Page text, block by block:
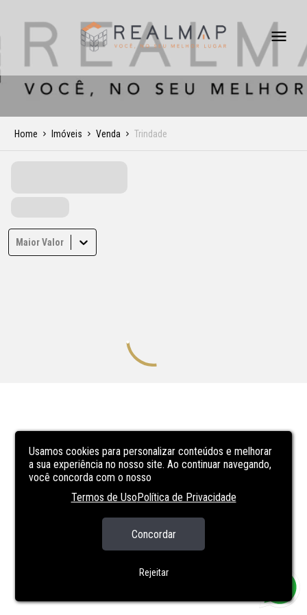
Usamos cookies para personalizar conteúdos e melhorar
a sua experiência no nosso site. Ao continuar navegando,
você concorda com o nosso
Termos de UsoPolítica de Privacidade
Concordar
Rejeitar
Home Imóveis Venda Trindade
Maior Valor